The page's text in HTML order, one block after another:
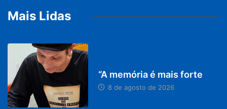
Mais Lidas
“A memória é mais forte
8 de agosto de 2026